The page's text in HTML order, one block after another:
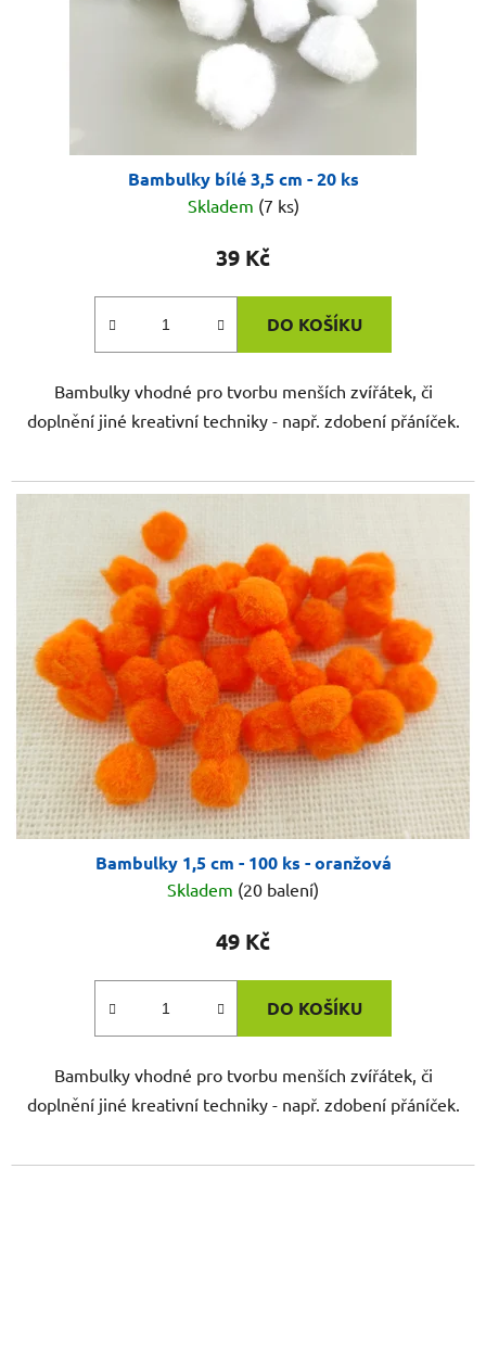
Bambulky bílé 3,5 cm - 20 ks
Skladem (7 ks)
39 Kč
DO KOŠÍKU
Bambulky vhodné pro tvorbu menších zvířátek, či
doplnění jiné kreativní techniky - např. zdobení přáníček.
Bambulky 1,5 cm - 100 ks - oranžová
Skladem (20 balení)
49 Kč
DO KOŠÍKU
Bambulky vhodné pro tvorbu menších zvířátek, či
doplnění jiné kreativní techniky - např. zdobení přáníček.